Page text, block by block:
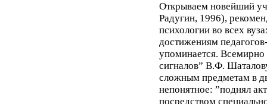
Открываем новейший
Радугин, 1996),
психологии во всех
достижениям
упоминается.
сигналов” В.Ф.
сложным предметам в
непонятное: ”поднял
посредством